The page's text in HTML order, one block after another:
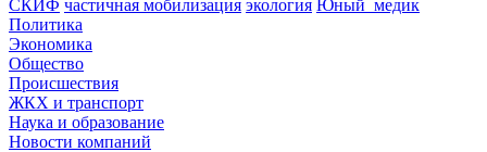
СКИФ частичная мобилизация экология Юный_медик
Политика
Экономика
Общество
Происшествия
ЖКХ и транспорт
Наука и образование
Новости компаний